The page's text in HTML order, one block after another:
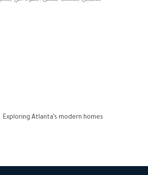
Exploring Atlanta’s modern homes